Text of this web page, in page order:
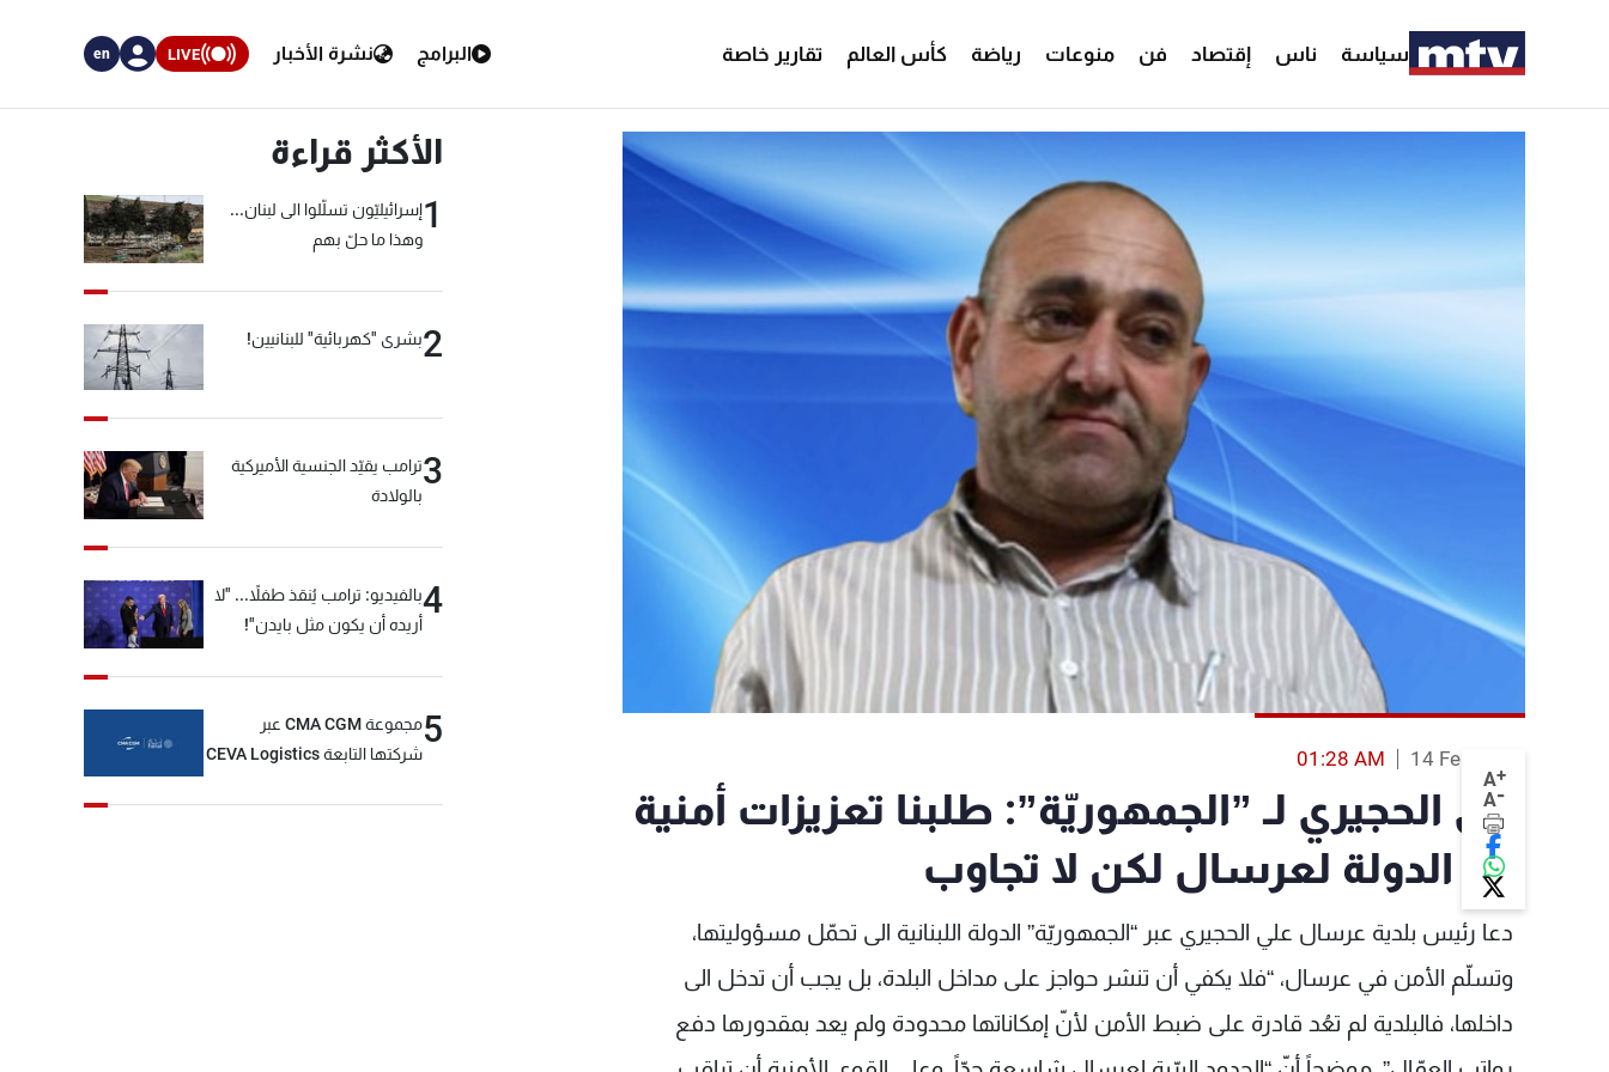
سياسة ناس إقتصاد فن منوعات رياضة كأس العالم تقارير خاصة البرامج نشرة الأخبار LIVE
en
A+
A-
14 Feb 2014
01:28 AM
علي الحجيري لـ ”الجمهوريّة”: طلبنا تعزيزات أمنية
من الدولة لعرسال لكن لا تجاوب
دعا رئيس بلدية عرسال علي الحجيري عبر “الجمهوريّة” الدولة اللبنانية الى تحمّل مسؤوليتها،
وتسلّم الأمن في عرسال، “فلا يكفي أن تنشر حواجز على مداخل البلدة، بل يجب أن تدخل الى
داخلها، فالبلدية لم تعُد قادرة على ضبط الأمن لأنّ إمكاناتها محدودة ولم يعد بمقدورها دفع
الأكثر قراءة
1إسرائيليّون تسلّلوا الى لبنان...
وهذا ما حلّ بهم
2بشرى "كهربائية" للبنانيين!
3ترامب يقيّد الجنسية الأميركية
بالولادة
4بالفيديو: ترامب يُنقذ طفلاً... "لا
أريده أن يكون مثل بايدن"!
5
مجموعة CMA CGM عبر
شركتها التابعة CEVA Logistics